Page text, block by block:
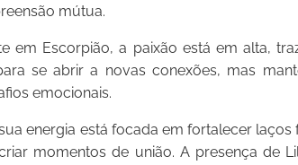
mútua.
em Escorpião, a paixão está em alta,
se abrir a novas conexões, mas
emocionais.
energia está focada em fortalecer laços
momentos de união. A presença de